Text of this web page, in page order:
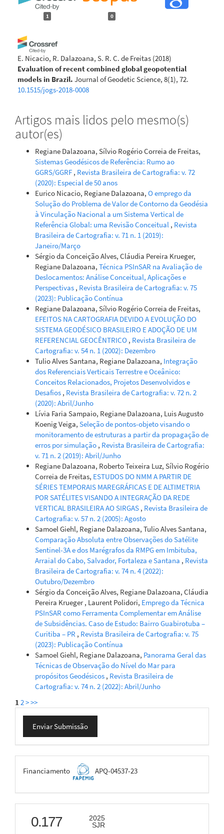
1 0
E. Nicacio, R. Dalazoana, S. R. C. de Freitas (2018)
Evaluation of recent combined global geopotential
models in Brazil. Journal of Geodetic Science, 8(1), 72.
10.1515/jogs-2018-0008
Artigos mais lidos pelo mesmo(s)
autor(es)
Regiane Dalazoana, Sílvio Rogério Correia de Freitas,
Sistemas Geodésicos de Referência: Rumo ao
GGRS/GGRF , Revista Brasileira de Cartografia: v. 72
(2020): Especial de 50 anos
Eurico Nicacio, Regiane Dalazoana, O emprego da
Solução do Problema de Valor de Contorno da Geodésia
à Vinculação Nacional a um Sistema Vertical de
Referência Global: uma Revisão Conceitual , Revista
Brasileira de Cartografia: v. 71 n. 1 (2019):
Janeiro/Março
Sérgio da Conceição Alves, Cláudia Pereira Krueger,
Regiane Dalazoana, Técnica PSInSAR na Avaliação de
Deslocamentos: Análise Conceitual, Aplicações e
Perspectivas , Revista Brasileira de Cartografia: v. 75
(2023): Publicação Contínua
Regiane Dalazoana, Sílvio Rogério Correia de Freitas,
EFEITOS NA CARTOGRAFIA DEVIDO A EVOLUÇÃO DO
SISTEMA GEODÉSICO BRASILEIRO E ADOÇÃO DE UM
REFERENCIAL GEOCÊNTRICO , Revista Brasileira de
Cartografia: v. 54 n. 1 (2002): Dezembro
Tulio Alves Santana, Regiane Dalazoana, Integração
dos Referenciais Verticais Terrestre e Oceânico:
Conceitos Relacionados, Projetos Desenvolvidos e
Desafios , Revista Brasileira de Cartografia: v. 72 n. 2
(2020): Abril/Junho
Lívia Faria Sampaio, Regiane Dalazoana, Luis Augusto
Koenig Veiga, Seleção de pontos-objeto visando o
monitoramento de estruturas a partir da propagação de
erros por simulação , Revista Brasileira de Cartografia:
v. 71 n. 2 (2019): Abril/Junho
Regiane Dalazoana, Roberto Teixeira Luz, Sílvio Rogério
Correia de Freitas, ESTUDOS DO NMM A PARTIR DE
SÉRIES TEMPORAIS MAREGRÁFICAS E DE ALTIMETRIA
POR SATÉLITES VISANDO A INTEGRAÇÃO DA REDE
VERTICAL BRASILEIRA AO SIRGAS , Revista Brasileira de
Cartografia: v. 57 n. 2 (2005): Agosto
Samoel Giehl, Regiane Dalazoana, Tulio Alves Santana,
Comparação Absoluta entre Observações do Satélite
Sentinel-3A e dos Marégrafos da RMPG em Imbituba,
Arraial do Cabo, Salvador, Fortaleza e Santana , Revista
Brasileira de Cartografia: v. 74 n. 4 (2022):
Outubro/Dezembro
Sérgio da Conceição Alves, Regiane Dalazoana, Cláudia
Pereira Krueger , Laurent Polidori, Emprego da Técnica
PSInSAR como Ferramenta Complementar em Análise
de Subsidências. Caso de Estudo: Bairro Guabirotuba –
Curitiba – PR , Revista Brasileira de Cartografia: v. 75
(2023): Publicação Contínua
Samoel Giehl, Regiane Dalazoana, Panorama Geral das
Técnicas de Observação do Nível do Mar para
propósitos Geodésicos , Revista Brasileira de
Cartografia: v. 74 n. 2 (2022): Abril/Junho
1 2>>>
Enviar
Submissão
Enviar Submissão
FAPEMIG
Financiamento APQ-04537-23
scimago
0.177
2025
SJR